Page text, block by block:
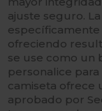
ajuste seguro.
específicamente
ofreciendo
se use como un
personalice
camiseta ofrece
aprobado por